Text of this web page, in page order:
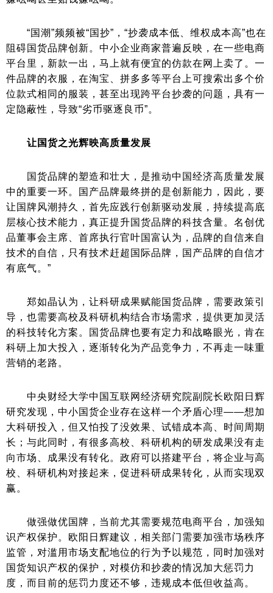
“国潮”频频被“国抄”，“抄袭成本低、维权成本高”也在
阻碍国货品牌创新。中小企业商家普遍反映，在一些电商
平台里，新款一出，马上就有便宜的仿款在网上卖了。一
件品牌的衣服，在淘宝、拼多多等平台上可搜索出多个价
位款式相同的服装，甚至出现跨平台抄袭的问题，具有一
定隐蔽性，导致“劣币驱逐良币”。
让国货之光辉映高质量发展
国货品牌的塑造和壮大，是推动中国经济高质量发展
中的重要一环。国产品牌最终拼的是创新能力，因此，要
让国牌风潮持久，首先应践行创新驱动发展，持续提高底
层核心技术能力，真正提升国货品牌的科技含量。名创优
品董事会主席、首席执行官叶国富认为，品牌的自信来自
技术的自信，只有技术赶超国际品牌，国产品牌的自信才
有底气。”
郑如晶认为，让科研成果赋能国货品牌，需要政策引
导，也需要高校及科研机构结合市场需求，提供更加灵活
的科技转化方案。国货品牌也要有定力和战略眼光，肯在
科研上加大投入，逐渐转化为产品竞争力，不再走一味重
营销的老路。
中央财经大学中国互联网经济研究院副院长欧阳日辉
研究发现，中小国货企业存在这样一个矛盾心理——想加
大科研投入，但又怕投了没效果、试错成本高、时间周期
长；与此同时，有很多高校、科研机构的研发成果没有走
向市场、成果没有转化。政府可以搭建平台，将企业与高
校、科研机构对接起来，促进科研成果转化，从而实现双
赢。
做强做优国牌，当前尤其需要规范电商平台，加强知
识产权保护。欧阳日辉建议，相关部门需要加强市场秩序
监管，对滥用市场支配地位的行为予以规范，同时加强对
国货知识产权的保护，对模仿和抄袭的情况加大惩罚力
度，而目前的惩罚力度还不够，违规成本低但收益高。